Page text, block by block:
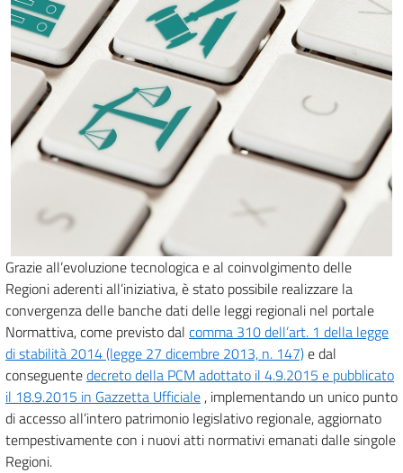
Grazie all’evoluzione tecnologica e al coinvolgimento delle
Regioni aderenti all’iniziativa, è stato possibile realizzare la
convergenza delle banche dati delle leggi regionali nel portale
Normattiva, come previsto dal comma 310 dell’art. 1 della legge
di stabilità 2014 (legge 27 dicembre 2013, n. 147)e dal
conseguentedecreto della PCM adottato il 4.9.2015 e pubblicato
il 18.9.2015 in Gazzetta Ufficiale , implementando un unico punto
di accesso all’intero patrimonio legislativo regionale, aggiornato
tempestivamente con i nuovi atti normativi emanati dalle singole
Regioni.